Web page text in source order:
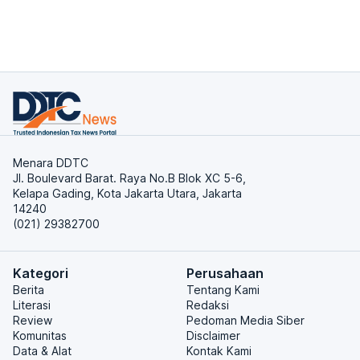
Menara DDTC
Jl. Boulevard Barat. Raya No.B Blok XC 5-6,
Kelapa Gading, Kota Jakarta Utara, Jakarta
14240
(021) 29382700
Kategori
Berita
Literasi
Review
Komunitas
Data & Alat
Perusahaan
Tentang Kami
Redaksi
Pedoman Media Siber
Disclaimer
Kontak Kami